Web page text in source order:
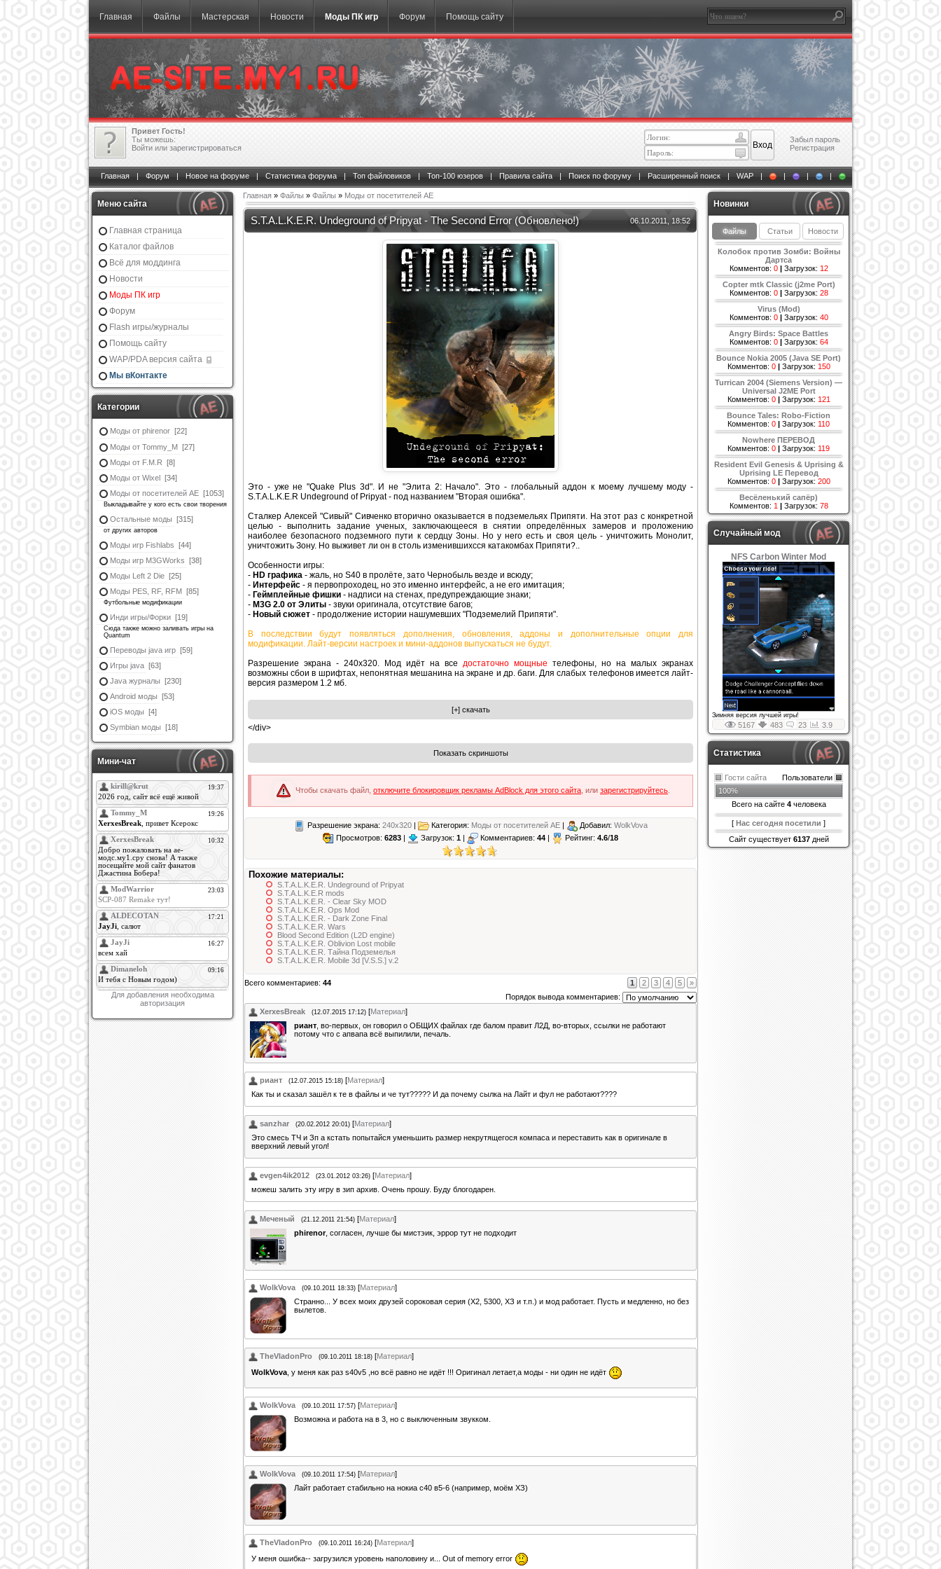
Главная Файлы Мастерская Новости Моды ПК игр Форум Помощь сайту
Привет Гость!
Ты можешь:
Войти или зарегистрироваться
Забыл пароль
Регистрация
Главная | Форум | Новое на форуме | Статистика форума | Топ файловиков | Топ-100 юзеров | Правила сайта | Поиск по форуму | Расширенный поиск | WAP | | | |
Меню сайта
Главная страница
Каталог файлов
Всё для моддинга
Новости
Моды ПК игр
Форум
Flash игры/журналы
Помощь сайту
WAP/PDA версия сайта
Мы вКонтакте
Категории
Моды от phirenor [22]
Моды от Tommy_M [27]
Моды от F.M.R [8]
Моды от Wixel [34]
Моды от посетителей АЕ [1053]
Выкладывайте у кого есть свои творения
Остальные моды [315]
от других авторов
Моды игр Fishlabs [44]
Моды игр M3GWorks [38]
Моды Left 2 Die [25]
Моды PES, RF, RFM [85]
Футбольные модификации
Инди игры/Форки [19]
Сюда также можно заливать игры на
Quantum
Переводы java игр [59]
Игры java [63]
Java журналы [230]
Android моды [53]
iOS моды [4]
Symbian моды [18]
Мини-чат
Для добавления необходима
авторизация
Главная » Файлы » Файлы » Моды от посетителей АЕ
06.10.2011, 18:52
S.T.A.L.K.E.R. Undeground of Pripyat - The Second Error (Обновлено!)
Это - уже не "Quake Plus 3d". И не "Элита 2: Начало". Это - глобальный аддон к моему лучшему моду -
S.T.A.L.K.E.R Undeground of Pripyat - под названием "Вторая ошибка".
Сталкер Алексей "Сивый" Сивченко вторично оказывается в подземельях Припяти. На этот раз с конкретной
целью - выполнить задание ученых, заключающееся в снятии определённых замеров и проложению
наиболее безопасного подземного пути к сердцу Зоны. Но у него есть и своя цель - уничтожить Монолит,
уничтожить Зону. Но выживет ли он в столь изменившихсся катакомбах Припяти?..
Особенности игры:
- HD графика - жаль, но S40 в пролёте, зато Чернобыль везде и всюду;
- Интерфейс - я первопроходец, но это именно интерфейс, а не его имитация;
- Геймплейные фишки - надписи на стенах, предупреждающие знаки;
- M3G 2.0 от Элиты - звуки оригинала, отсутствие багов;
- Новый сюжет - продолжение истории нашумевших "Подземелий Припяти".
В последствии будут появляться дополнения, обновления, аддоны и дополнительные опции для
модификации. Лайт-версии настроек и мини-аддонов выпускаться не будут.
Разрешение экрана - 240х320. Мод идёт на все достаточно мощные телефоны, но на малых экранах
возможны сбои в шрифтах, непонятная мешанина на экране и др. баги. Для слабых телефонов имеется лайт-
версия размером 1.2 мб.
</div>
Чтобы скачать файл, отключите блокировщик рекламы AdBlock для этого сайта , или зарегистрируйтесь
Разрешение экрана: 240x320| Категория: Моды от посетителей АЕ| Добавил: WolkVova
Просмотров: 6283 | Загрузок: 1 | Комментариев: 44 | Рейтинг: 4.6/18
Похожие материалы:
S.T.A.L.K.E.R. Undeground of Pripyat
S.T.A.L.K.E.R mods
S.T.A.L.K.E.R. - Clear Sky MOD
S.T.A.L.K.E.R. Ops Mod
S.T.A.L.K.E.R. - Dark Zone Final
S.T.A.L.K.E.R. Wars
Blood Second Edition (L2D engine)
S.T.A.L.K.E.R. Oblivion Lost mobile
S.T.A.L.K.E.R. Тайна Подземелья
S.T.A.L.K.E.R. Mobile 3d [V.S.S.] v.2
Всего комментариев: 44 1 2 3 4 5
»
Порядок вывода комментариев:
XerxesBreak
(12.07.2015 17:12) [Материал]
риант , во-первых, он говорил о ОБЩИХ файлах где балом правит Л2Д, во-вторых, ссылки не работают
потому что с апвапа всё выпилили, печаль.
риант (12.07.2015 15:18) [Материал]
Как ты и сказал зашёл к те в файлы и че тут????? И да почему сылка на Лайт и фул не работают????
sanzhar (20.02.2012 20:01) [Материал]
Это смесь ТЧ и Зп а кстать попытайся уменьшить размер некрутящегося компаса и переставить как в оригинале в
вверхний левый угол!
evgen4ik2012 (23.01.2012 03:26) [Материал]
можеш залить эту игру в зип архив. Очень прошу. Буду блогодарен.
Меченый (21.12.2011 21:54) [Материал]
phirenor, согласен, лучше бы мистэик, эррор тут не подходит
WolkVova (09.10.2011 18:33) [Материал]
Странно... У всех моих друзей сороковая серия (Х2, 5300, ХЗ и т.п.) и мод работает. Пусть и медленно, но без
вылетов.
TheVladonPro (09.10.2011 18:18) [Материал]
WolkVova , у меня как раз s40v5 ,но всё равно не идёт !!! Оригинал летает,а моды - ни один не идёт
WolkVova (09.10.2011 17:57) [Материал]
Возможна и работа на в 3, но с выключенным звукком.
WolkVova (09.10.2011 17:54) [Материал]
Лайт работает стабильно на нокиа с40 в5-6 (например, моём ХЗ)
TheVladonPro (09.10.2011 16:24) [Материал]
У меня ошибка-- загрузился уровень наполовину и... Out of memory error
Новинки
Файлы Статьи Новости
Колобок против Зомби: Войны
Дартса
Комментов: 0| Загрузок: 12
Copter mtk Classic (j2me Port)
Комментов: 0| Загрузок: 28
Virus (Mod)
Комментов: 0| Загрузок: 40
Angry Birds: Space Battles
Комментов: 0| Загрузок: 64
Bounce Nokia 2005 (Java SE Port)
Комментов: 0| Загрузок: 150
Turrican 2004 (Siemens Version) —
Universal J2ME Port
Комментов: 0| Загрузок: 121
Bounce Tales: Robo-Fiction
Комментов: 0 | Загрузок: 110
Nowhere ПЕРЕВОД
Комментов: 0 | Загрузок: 119
Resident Evil Genesis & Uprising &
Uprising LE Перевод
Комментов: 0| Загрузок: 200
Весёленький сапёр)
Комментов: 1 | Загрузок: 78
Случайный мод
NFS Carbon Winter Mod
Зимняя версия лучшей игры!
5167 483 23 3.9
Статистика
Пользователи
Гости сайта
100%
Всего на сайте 4человека
[ Нас сегодня посетили ]
Сайт существует 6137дней